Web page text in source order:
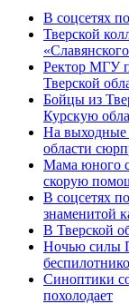
В соцсетях
Тверской
Ректор МГУ
Тверской
Бойцы из
Курскую
На выходные
области
Мама юного
скорую
В соцсетях
знаменитой
В Тверской
Ночью силы
Синоптики
похолодает